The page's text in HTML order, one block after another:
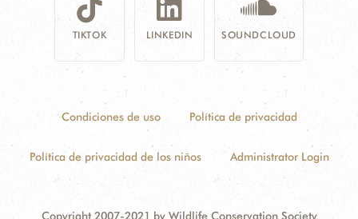
TIKTOK LINKEDIN SOUNDCLOUD
Condiciones de uso Política de privacidad
Política de privacidad de los niños Administrator Login
Copyright 2007-2021 by Wildlife Conservation Society